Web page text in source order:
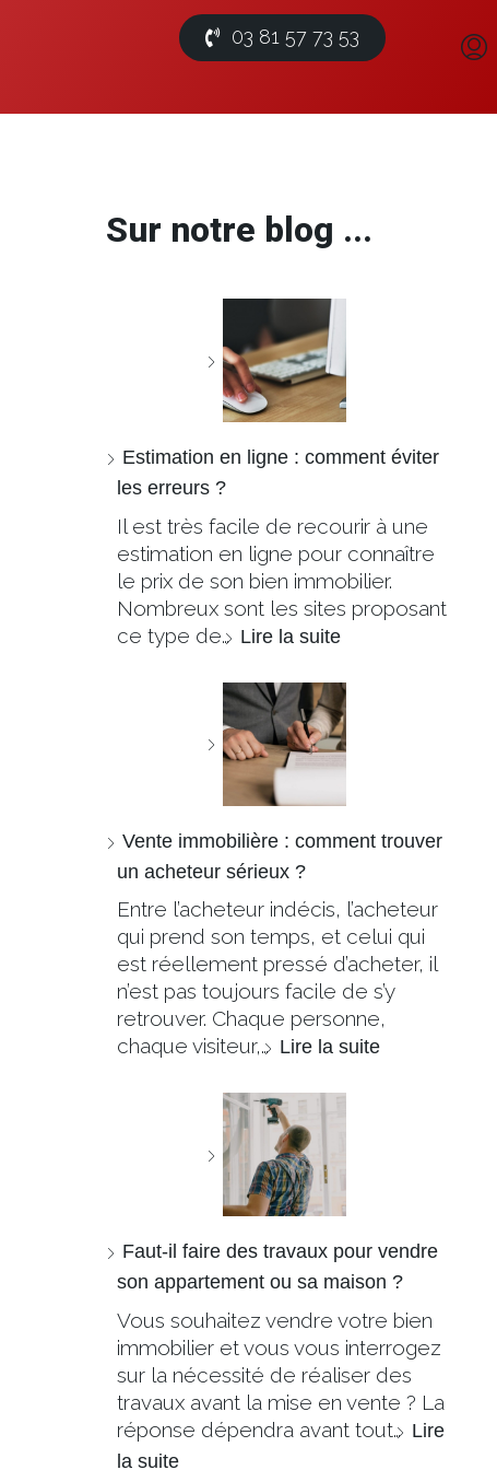
03 81 57 73 53
Sur notre blog ...
Estimation en ligne : comment éviter
les erreurs ?
Il est très facile de recourir à une
estimation en ligne pour connaître
le prix de son bien immobilier.
Nombreux sont les sites proposant
ce type de… Lire la suite
Vente immobilière : comment trouver
un acheteur sérieux ?
Entre l’acheteur indécis, l’acheteur
qui prend son temps, et celui qui
est réellement pressé d’acheter, il
n’est pas toujours facile de s’y
retrouver. Chaque personne,
chaque visiteur,… Lire la suite
Faut-il faire des travaux pour vendre
son appartement ou sa maison ?
Vous souhaitez vendre votre bien
immobilier et vous vous interrogez
sur la nécessité de réaliser des
travaux avant la mise en vente ? La
réponse dépendra avant tout… Lire
la suite